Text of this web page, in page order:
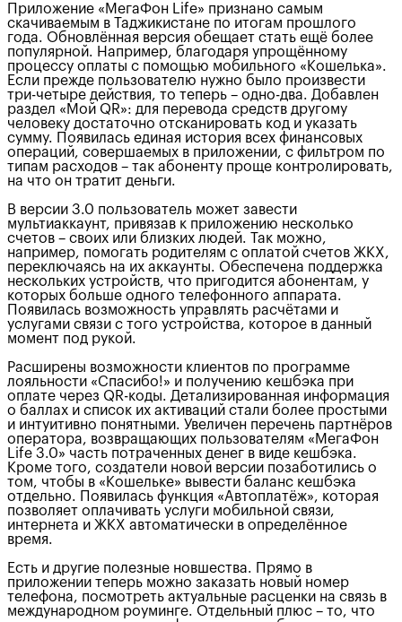
Приложение «МегаФон Life» признано самым
скачиваемым в Таджикистане по итогам прошлого
года. Обновлённая версия обещает стать ещё более
популярной. Например, благодаря упрощённому
процессу оплаты с помощью мобильного «Кошелька».
Если прежде пользователю нужно было произвести
три-четыре действия, то теперь – одно-два. Добавлен
раздел «Мой QR»: для перевода средств другому
человеку достаточно отсканировать код и указать
сумму. Появилась единая история всех финансовых
операций, совершаемых в приложении, с фильтром по
типам расходов – так абоненту проще контролировать,
на что он тратит деньги.
В версии 3.0 пользователь может завести
мультиаккаунт, привязав к приложению несколько
счетов – своих или близких людей. Так можно,
например, помогать родителям с оплатой счетов ЖКХ,
переключаясь на их аккаунты. Обеспечена поддержка
нескольких устройств, что пригодится абонентам, у
которых больше одного телефонного аппарата.
Появилась возможность управлять расчётами и
услугами связи с того устройства, которое в данный
момент под рукой.
Расширены возможности клиентов по программе
лояльности «Спасибо!» и получению кешбэка при
оплате через QR-коды. Детализированная информация
о баллах и список их активаций стали более простыми
и интуитивно понятными. Увеличен перечень партнёров
оператора, возвращающих пользователям «МегаФон
Life 3.0» часть потраченных денег в виде кешбэка.
Кроме того, создатели новой версии позаботились о
том, чтобы в «Кошельке» вывести баланс кешбэка
отдельно. Появилась функция «Автоплатёж», которая
позволяет оплачивать услуги мобильной связи,
интернета и ЖКХ автоматически в определённое
время.
Есть и другие полезные новшества. Прямо в
приложении теперь можно заказать новый номер
телефона, посмотреть актуальные расценки на связь в
международном роуминге. Отдельный плюс – то, что